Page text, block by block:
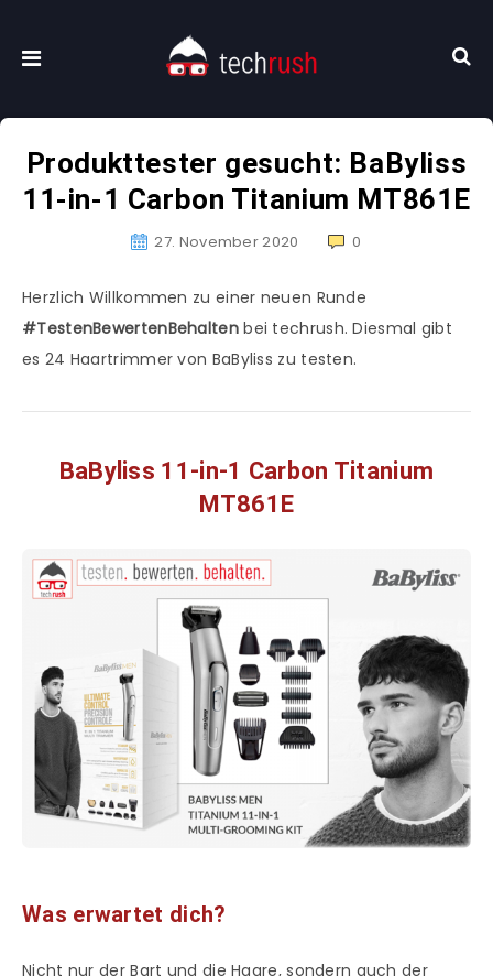
Produkttester gesucht: BaByliss
11-in-1 Carbon Titanium MT861E
27. November 2020 0
Herzlich Willkommen zu einer neuen Runde
#TestenBewertenBehaltenbei techrush. Diesmal gibt
es 24 Haartrimmer von BaByliss zu testen.
BaByliss 11-in-1 Carbon Titanium
MT861E
Was erwartet dich?
Nicht nur der Bart und die Haare, sondern auch der